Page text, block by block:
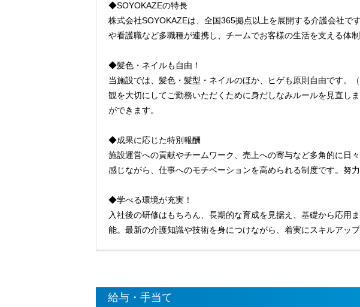
◆SOYOKAZEの特長
株式会社SOYOKAZEは、全国365拠点以上を展開する介護会社
や看護職など多職種が連携し、チームでお客様の生活を支える体制
◆髪色・ネイルも自由！
当施設では、髪色・髪型・ネイルのほか、ヒゲも原則自由です。
観を大切にしてご勤務いただくために身だしなみルールを見直し
ができます。
◆成果に応じた特別報酬
施設運営への貢献やチームワーク、売上への寄与など多角的に日
感じながら、仕事へのモチベーションを高められる制度です。努
◆学べる環境が充実！
入社後の研修はもちろん、長期的な育成を見据え、基礎から応
能。最新の介護知識や技術を身につけながら、着実にスキルアッ
給与・手当て